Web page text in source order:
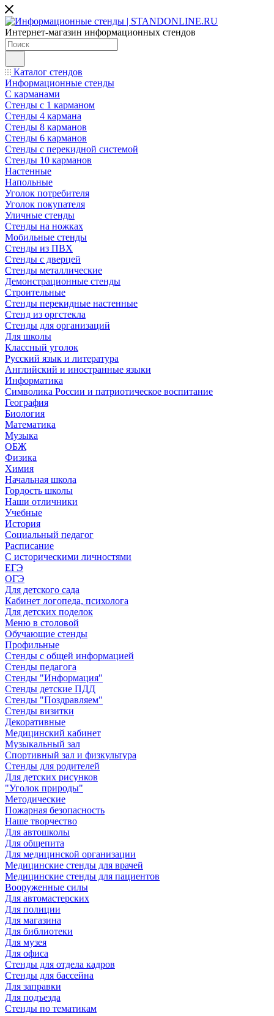
Интернет-магазин информационных стендов
Каталог стендов
Информационные стенды
С карманами
Стенды с 1 карманом
Стенды 4 кармана
Стенды 8 карманов
Стенды 6 карманов
Стенды с перекидной системой
Стенды 10 карманов
Настенные
Напольные
Уголок потребителя
Уголок покупателя
Уличные стенды
Стенды на ножках
Мобильные стенды
Стенды из ПВХ
Стенды с дверцей
Стенды металлические
Демонстрационные стенды
Строительные
Стенды перекидные настенные
Стенд из оргстекла
Стенды для организаций
Для школы
Классный уголок
Русский язык и литература
Английский и иностранные языки
Информатика
Символика России и патриотическое воспитание
География
Биология
Математика
Музыка
ОБЖ
Физика
Химия
Начальная школа
Гордость школы
Наши отличники
Учебные
История
Социальный педагог
Расписание
С историческими личностями
ЕГЭ
ОГЭ
Для детского сада
Кабинет логопеда, психолога
Для детских поделок
Меню в столовой
Обучающие стенды
Профильные
Стенды с общей информацией
Стенды педагога
Стенды "Информация"
Стенды детские ПДД
Стенды "Поздравляем"
Стенды визитки
Декоративные
Медицинский кабинет
Музыкальный зал
Спортивный зал и физкультура
Стенды для родителей
Для детских рисунков
"Уголок природы"
Методические
Пожарная безопасность
Наше творчество
Для автошколы
Для общепита
Для медицинской организации
Медицинские стенды для врачей
Медицинские стенды для пациентов
Вооруженные силы
Для автомастерских
Для полиции
Для магазина
Для библиотеки
Для музея
Для офиса
Стенды для отдела кадров
Стенды для бассейна
Для заправки
Для подъезда
Стенды по тематикам